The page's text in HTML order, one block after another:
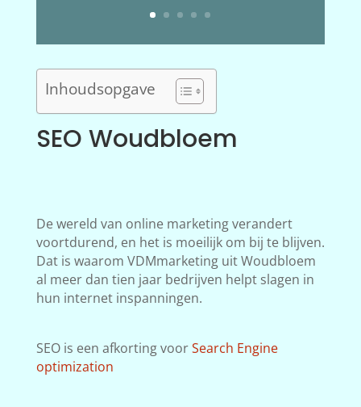
Inhoudsopgave
SEO Woudbloem
De wereld van online marketing verandert
voortdurend, en het is moeilijk om bij te blijven.
Dat is waarom VDMmarketing uit Woudbloem
al meer dan tien jaar bedrijven helpt slagen in
hun internet inspanningen.
SEO is een afkorting voorSearch Engine
optimization